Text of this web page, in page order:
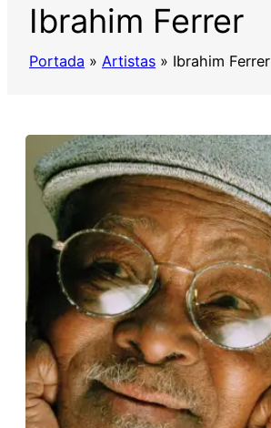
Ibrahim Ferrer
Portada » Artistas » Ibrahim Ferrer